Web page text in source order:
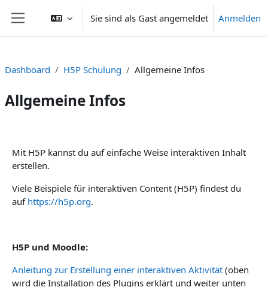
Website-Übersicht
Sie sind als Gast angemeldet Anmelden
Dashboard H5P Schulung Allgemeine Infos
Allgemeine Infos
Mit H5P kannst du auf einfache Weise interaktiven Inhalt
erstellen.
Viele Beispiele für interaktiven Content (H5P) findest du
auf https://h5p.org.
H5P und Moodle:
Anleitung zur Erstellung einer interaktiven Aktivität (oben
wird die Installation des Plugins erklärt und weiter unten